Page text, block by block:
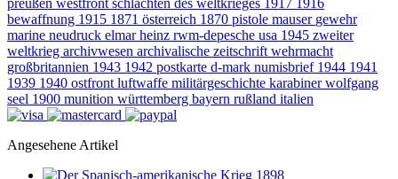
preußen westfront schlachten des weltkrieges 1917 1916
bewaffnung 1915 1871 österreich 1870 pistole mauser gewehr
marine neudruck elmar heinz rwm-depesche usa 1945 zweiter
weltkrieg archivwesen archivalische zeitschrift wehrmacht
großbritannien 1943 1942 postkarte d-mark numisbrief 1944 1941
1939 1940 ostfront luftwaffe militärgeschichte karabinerwolfgang
seel 1900 munition württemberg bayern rußland italien
Angesehene Artikel